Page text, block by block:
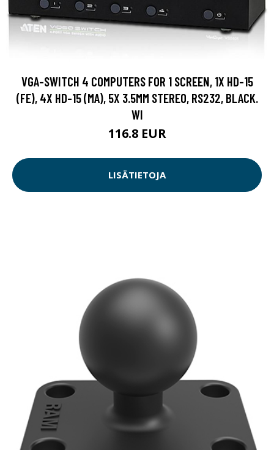
VGA-SWITCH 4 COMPUTERS FOR 1 SCREEN, 1X HD-15
(FE), 4X HD-15 (MA), 5X 3.5MM STEREO, RS232, BLACK.
WI
116.8 EUR
LISÄTIETOJA